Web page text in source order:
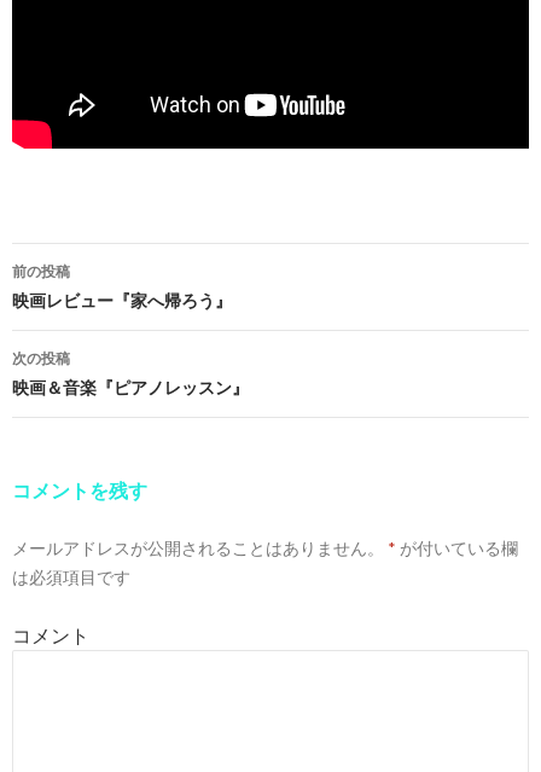
投
稿
ナ
ゲ
シ
ン
前の投稿
映画レビュー『家へ帰ろう』
次の投稿
映画＆音楽『ピアノレッスン』
コメントを残す
メールアドレスが公開されることはありません。 * が付いている欄
は必須項目です
コメント